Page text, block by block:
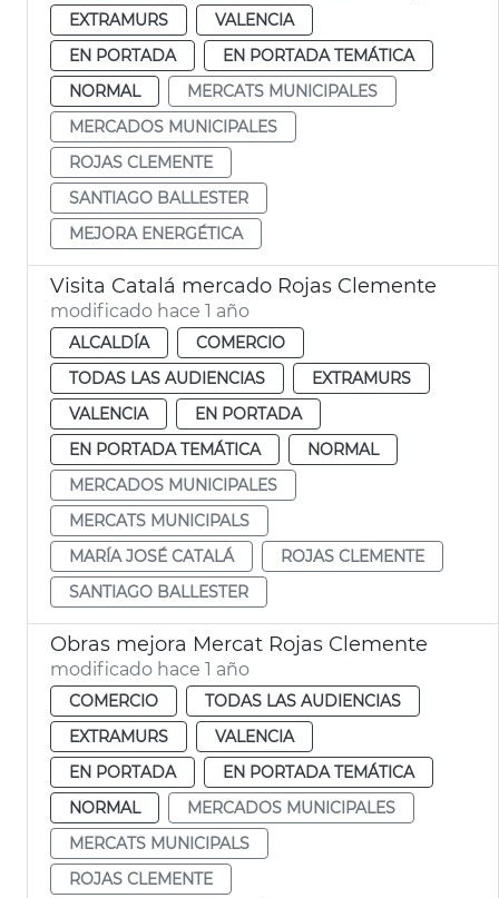
EXTRAMURS
VALENCIA
EN PORTADA
EN PORTADA TEMÁTICA
NORMAL
MERCATS MUNICIPALES
MERCADOS MUNICIPALES
ROJAS CLEMENTE
SANTIAGO BALLESTER
MEJORA ENERGÉTICA
Visita Catalá mercado Rojas Clemente
modificado hace 1 año
ALCALDÍA
COMERCIO
TODAS LAS AUDIENCIAS
EXTRAMURS
VALENCIA
EN PORTADA
EN PORTADA TEMÁTICA
NORMAL
MERCADOS MUNICIPALES
MERCATS MUNICIPALS
MARÍA JOSÉ CATALÁ
ROJAS CLEMENTE
SANTIAGO BALLESTER
Obras mejora Mercat Rojas Clemente
modificado hace 1 año
COMERCIO
TODAS LAS AUDIENCIAS
EXTRAMURS
VALENCIA
EN PORTADA
EN PORTADA TEMÁTICA
NORMAL
MERCADOS MUNICIPALES
MERCATS MUNICIPALS
ROJAS CLEMENTE